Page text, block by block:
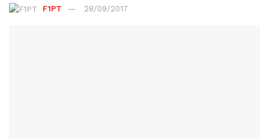
F1PT 28/09/2017